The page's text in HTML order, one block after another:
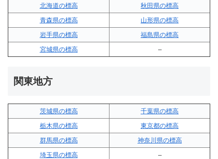
北海道の標高
秋田県の標高
青森県の標高
山形県の標高
岩手県の標高
福島県の標高
宮城県の標高
–
関東地方
茨城県の標高
千葉県の標高
栃木県の標高
東京都の標高
群馬県の標高
神奈川県の標高
埼玉県の標高
–